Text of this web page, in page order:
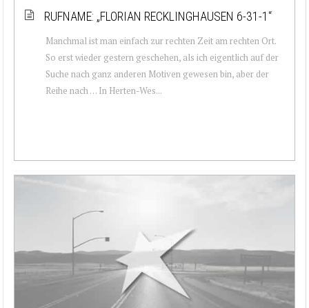
RUFNAME: „FLORIAN RECKLINGHAUSEN 6-31-1“
Manchmal ist man einfach zur rechten Zeit am rechten Ort.
So erst wieder gestern geschehen, als ich eigentlich auf der
Suche nach ganz anderen Motiven gewesen bin, aber der
Reihe nach … In Herten-Wes...